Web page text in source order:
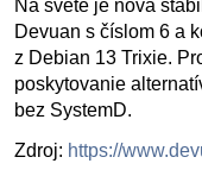
Na svete je nová
Devuan s číslom 6 a
z Debian 13 Trixie.
poskytovanie
bez SystemD.
Zdroj: https://